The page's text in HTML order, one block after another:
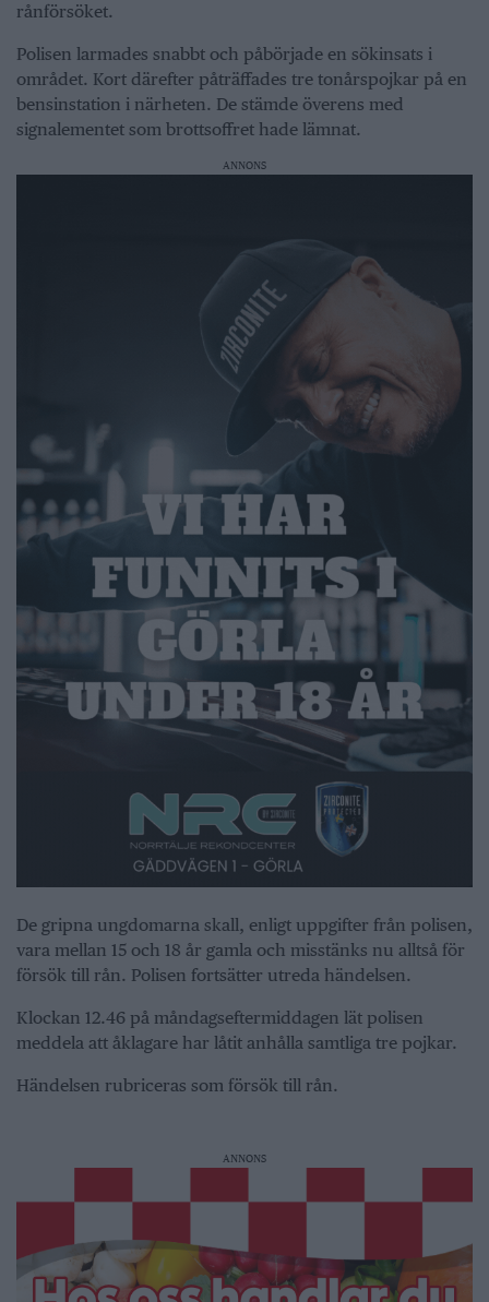
rånförsöket.
Polisen larmades snabbt och påbörjade en sökinsats i
området. Kort därefter påträffades tre tonårspojkar på en
bensinstation i närheten. De stämde överens med
signalementet som brottsoffret hade lämnat.
ANNONS
De gripna ungdomarna skall, enligt uppgifter från polisen,
vara mellan 15 och 18 år gamla och misstänks nu alltså för
försök till rån. Polisen fortsätter utreda händelsen.
Klockan 12.46 på måndagseftermiddagen lät polisen
meddela att åklagare har låtit anhålla samtliga tre pojkar.
Händelsen rubriceras som försök till rån.
ANNONS